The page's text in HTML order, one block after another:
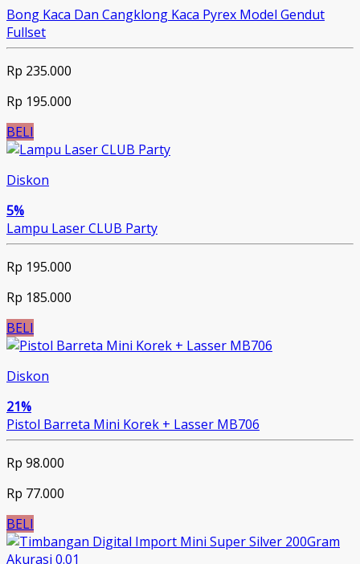
Bong Kaca Dan Cangklong Kaca Pyrex Model Gendut
Fullset
Rp 235.000
Rp 195.000
BELI
Diskon
5%
Lampu Laser CLUB Party
Rp 195.000
Rp 185.000
BELI
Diskon
21%
Pistol Barreta Mini Korek + Lasser MB706
Rp 98.000
Rp 77.000
BELI